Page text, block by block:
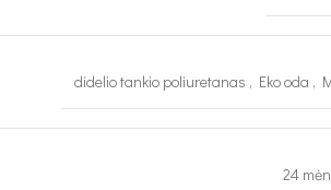
didelio tankio poliuretanas , Eko oda ,
24